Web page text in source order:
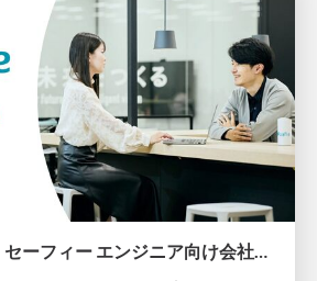
【５分でわかる】セーフィー エンジニア向け会社紹介